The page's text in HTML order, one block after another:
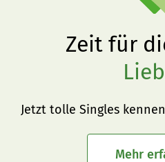
Zeit für
Jetzt tolle Singles
Mehr